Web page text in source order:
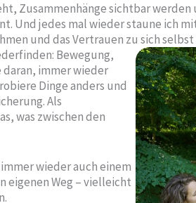
Zusammenhänge sichtbar
Und jedes mal wieder staune ich
und das Vertrauen zu sich
Bewegung,
immer wieder
Dinge anders und
Als
was zwischen den
wieder auch einem
eigenen Weg – vielleicht